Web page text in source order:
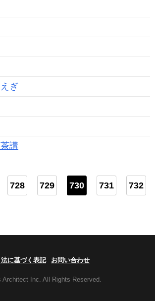
ぎ
講
728 729 730 731
732
に基づく表記 お問い合わせ
Inc. All Rights Reserved.